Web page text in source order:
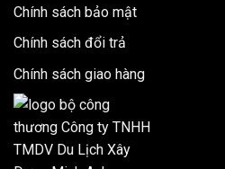
Chính sách bảo mật
Chính sách đổi trả
Chính sách giao hàng